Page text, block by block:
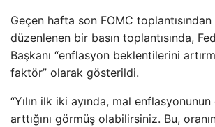
Geçen hafta son FOMC toplantısından
düzenlenen bir basın toplantısında,
Başkanı “enflasyon beklentilerini
faktör” olarak gösterildi.
“Yılın ilk iki ayında, mal
arttığını görmüş olabilirsiniz. Bu,